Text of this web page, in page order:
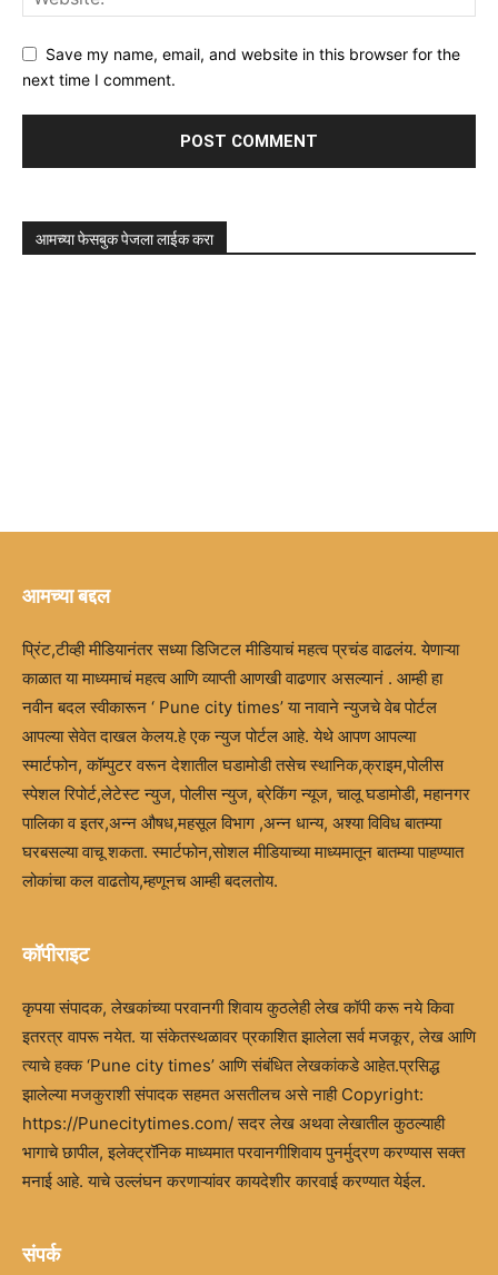
Save my name, email, and website in this browser for the
next time I comment.
आमच्या फेसबुक पेजला लाईक करा
आमच्या बद्दल
प्रिंट,टीव्ही मीडियानंतर सध्या डिजिटल मीडियाचं महत्व प्रचंड वाढलंय. येणाऱ्या
काळात या माध्यमाचं महत्व आणि व्याप्ती आणखी वाढणार असल्यानं . आम्ही हा
नवीन बदल स्वीकारून ‘ Pune city times’ या नावाने न्युजचे वेब पोर्टल
आपल्या सेवेत दाखल केलय.हे एक न्युज पोर्टल आहे. येथे आपण आपल्या
स्मार्टफोन, कॉम्पुटर वरून देशातील घडामोडी तसेच स्थानिक,क्राइम,पोलीस
स्पेशल रिपोर्ट,लेटेस्ट न्युज, पोलीस न्युज, ब्रेकिंग न्यूज, चालू घडामोडी, महानगर
पालिका व इतर,अन्न औषध,महसूल विभाग ,अन्न धान्य, अश्या विविध बातम्या
घरबसल्या वाचू शकता. स्मार्टफोन,सोशल मीडियाच्या माध्यमातून बातम्या पाहण्यात
लोकांचा कल वाढतोय,म्हणूनच आम्ही बदलतोय.
कॉपीराइट
कृपया संपादक, लेखकांच्या परवानगी शिवाय कुठलेही लेख कॉपी करू नये किवा
इतरत्र वापरू नयेत. या संकेतस्थळावर प्रकाशित झालेला सर्व मजकूर, लेख आणि
त्याचे हक्क ‘Pune city times’ आणि संबंधित लेखकांकडे आहेत.प्रसिद्ध
झालेल्या मजकुराशी संपादक सहमत असतीलच असे नाही Copyright:
https://Punecitytimes.com/ सदर लेख अथवा लेखातील कुठल्याही
भागाचे छापील, इलेक्ट्रॉनिक माध्यमात परवानगीशिवाय पुनर्मुद्रण करण्यास सक्त
मनाई आहे. याचे उल्लंघन करणाऱ्यांवर कायदेशीर कारवाई करण्यात येईल.
संपर्क